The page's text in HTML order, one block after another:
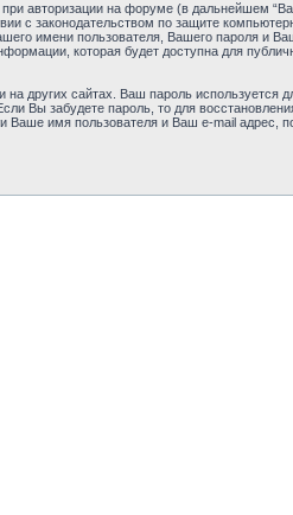
авторизации на форуме (в дальнейшем
с законодательством по защите
имени пользователя, Вашего пароля и
которая будет доступна для
других сайтах. Ваш пароль используется
Вы забудете пароль, то для
Ваше имя пользователя и Ваш e-mail адрес,